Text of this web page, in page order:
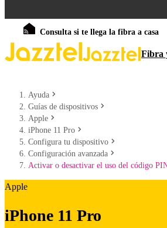
Consulta si te llega la fibra a casa
Fibra
Ayuda
Guías de dispositivos
Apple
iPhone 11 Pro
Configura tu dispositivo
Configuración avanzada
Activar o desactivar el uso del código
Apple
iPhone 11 Pro